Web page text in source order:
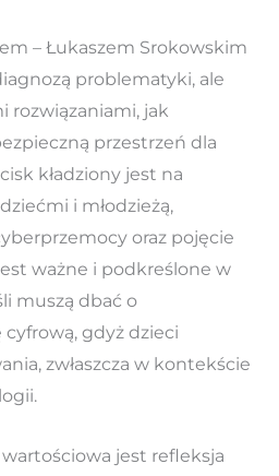
– Łukaszem Srokowskim
problematyki, ale
rozwiązaniami, jak
przestrzeń dla
kładziony jest na
i młodzieżą,
oraz pojęcie
ważne i podkreślone w
muszą dbać o
gdyż dzieci
zwłaszcza w kontekście
jest refleksja